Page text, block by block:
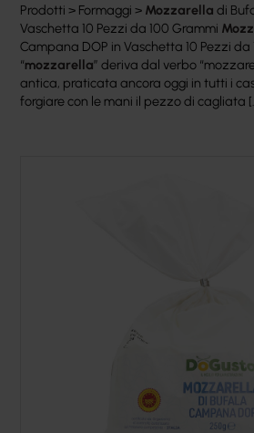
Prodotti > Formaggi > Mozzarella di
Vaschetta 10 Pezzi da 100 Grammi
Campana DOP in Vaschetta 10 Pezzi
“mozzarella” deriva dal verbo
antica, praticata ancora oggi in tutti i
forgiare con le mani il pezzo di cagliata